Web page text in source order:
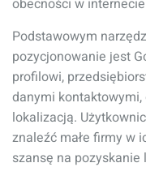
obecności w
Podstawowym
pozycjonowanie jest
profilowi,
danymi
lokalizacją.
znaleźć małe firmy w
szansę na